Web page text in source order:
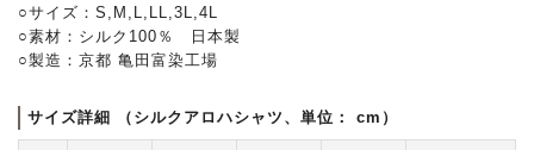
○サイズ：S,M,L,LL,3L,4L
○素材：シルク100％ 日本製
○製造：京都 亀田富染工場
サイズ詳細 （シルクアロハシャツ、単位： cm）